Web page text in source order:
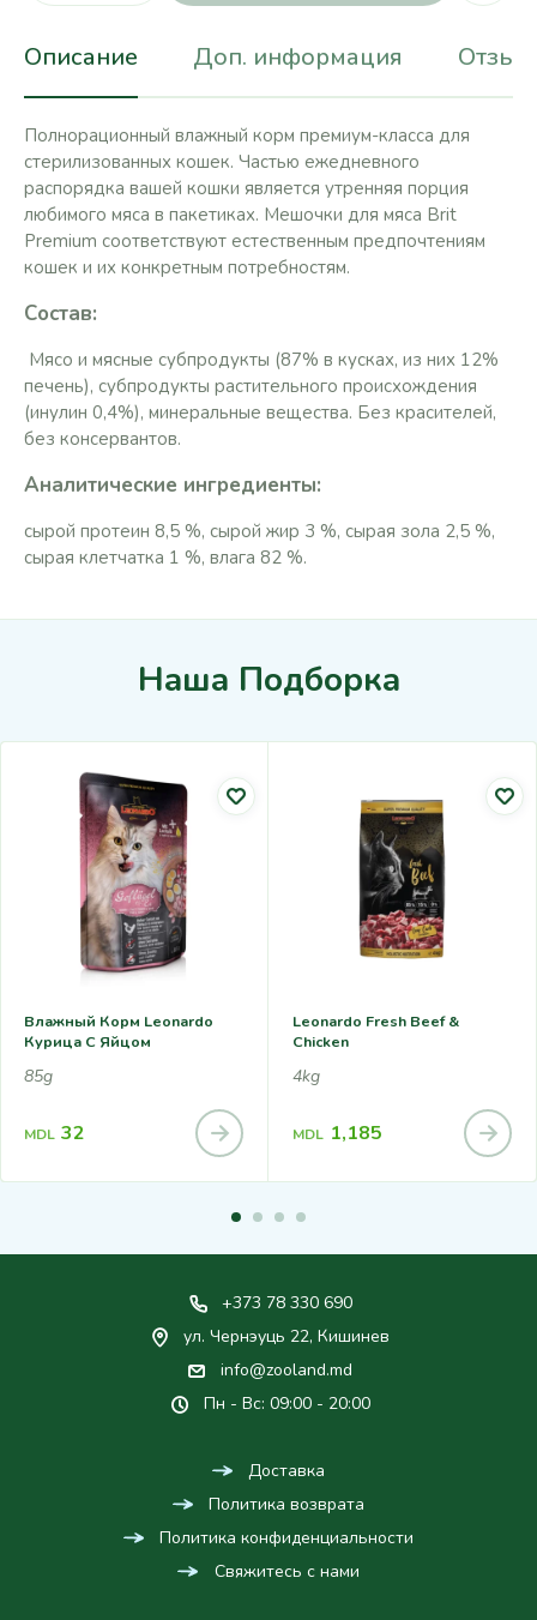
Описание Доп. информация
Полнорационный влажный корм премиум-класса для
стерилизованных кошек. Частью ежедневного
распорядка вашей кошки является утренняя порция
любимого мяса в пакетиках. Мешочки для мяса Brit
Premium соответствуют естественным предпочтениям
кошек и их конкретным потребностям.
Состав:
Мясо и мясные субпродукты (87% в кусках, из них 12%
печень), субпродукты растительного происхождения
(инулин 0,4%), минеральные вещества. Без красителей,
без консервантов.
Аналитические ингредиенты:
сырой протеин 8,5 %, сырой жир 3 %, сырая зола 2,5 %,
сырая клетчатка 1 %, влага 82 %.
Наша Подборка
Влажный Корм Leonardo
Курица С Яйцом
85g
MDL 32
Leonardo Fresh Beef &
Chicken
4kg
MDL 1,185
+373 78 330 690
ул. Чернэуць 22, Кишинев
info@zooland.md
Пн - Вс: 09:00 - 20:00
Доставка
Политика возврата
Политика конфиденциальности
Свяжитесь с нами